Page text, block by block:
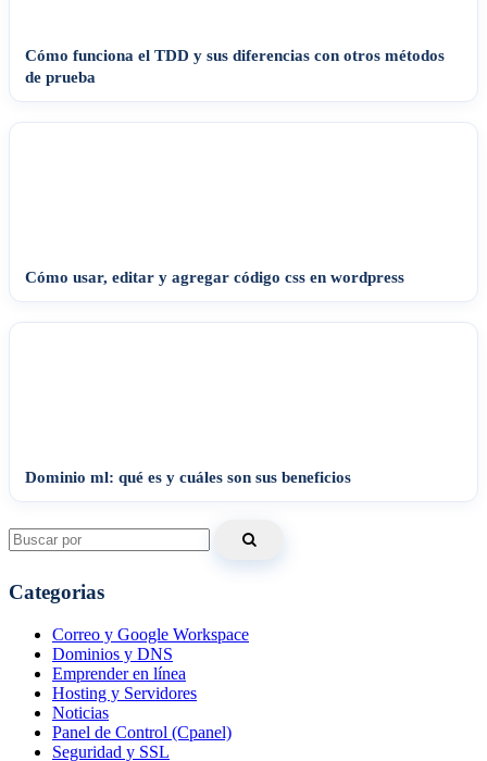
Cómo funciona el TDD y sus diferencias con otros métodos
de prueba
Cómo usar, editar y agregar código css en wordpress
Dominio ml: qué es y cuáles son sus beneficios
Search
for:
Categorias
Correo y Google Workspace
Dominios y DNS
Emprender en línea
Hosting y Servidores
Noticias
Panel de Control (Cpanel)
Seguridad y SSL